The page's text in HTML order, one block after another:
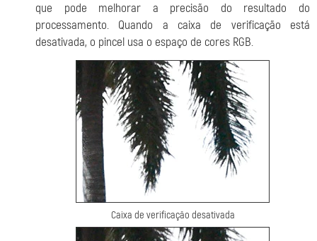
que pode melhorar a precisão do resultado do
processamento. Quando a caixa de verificação está
desativada, o pincel usa o espaço de cores RGB.
Caixa de verificação desativada